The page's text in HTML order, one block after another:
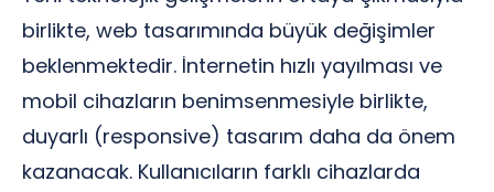
birlikte, web tasarımında büyük değişimler
beklenmektedir. İnternetin hızlı yayılması ve
mobil cihazların benimsenmesiyle birlikte,
duyarlı (responsive) tasarım daha da önem
kazanacak. Kullanıcıların farklı cihazlarda